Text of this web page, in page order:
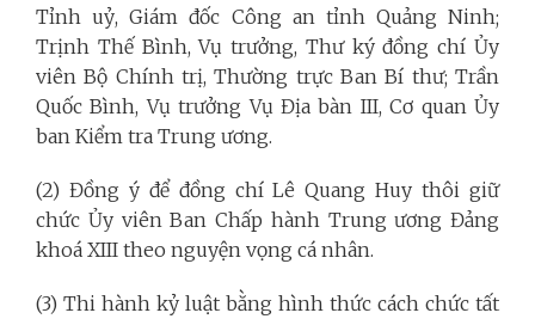
Tỉnh uỷ, Giám đốc Công an tỉnh Quảng Ninh;
Trịnh Thế Bình, Vụ trưởng, Thư ký đồng chí Ủy
viên Bộ Chính trị, Thường trực Ban Bí thư; Trần
Quốc Bình, Vụ trưởng Vụ Địa bàn III, Cơ quan Ủy
ban Kiểm tra Trung ương.
(2) Đồng ý để đồng chí Lê Quang Huy thôi giữ
chức Ủy viên Ban Chấp hành Trung ương Đảng
khoá XIII theo nguyện vọng cá nhân.
(3) Thi hành kỷ luật bằng hình thức cách chức tất